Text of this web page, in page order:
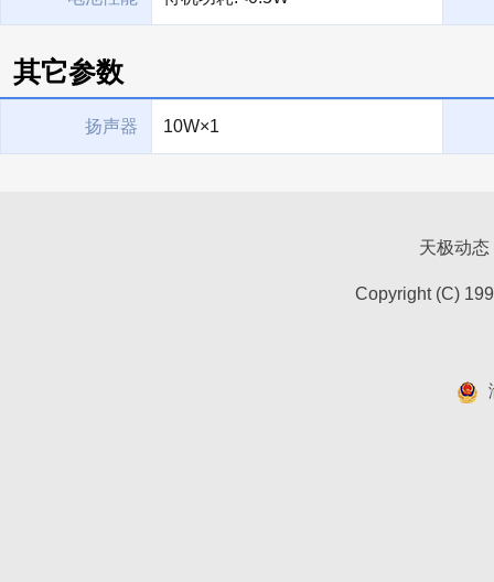
其它参数
扬声器 10W×1
天极动态
Copyright (C)